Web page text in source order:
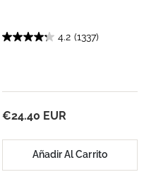
4.2 (1337)
€24.40 EUR
Añadir Al Carrito